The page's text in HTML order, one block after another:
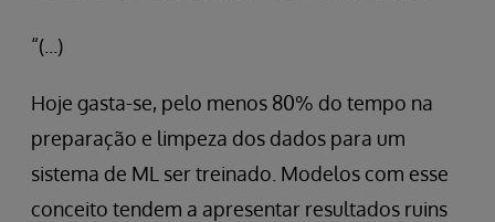
“(...)
Hoje gasta-se, pelo menos 80% do tempo na
preparação e limpeza dos dados para um
sistema de ML ser treinado. Modelos com esse
conceito tendem a apresentar resultados ruins